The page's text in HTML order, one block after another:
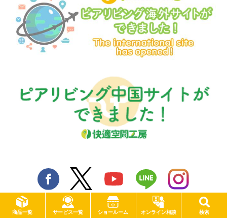
商品一覧 サービス一覧 ショールーム オンライン相談 検索